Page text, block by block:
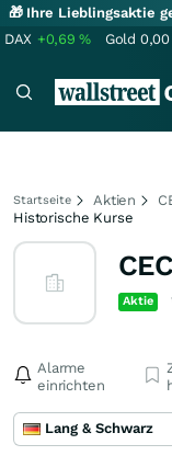
🎁 Ihre Lieblingsaktie
DAX +0,69% Gold 0,00
Startseite Aktien
Historische Kurse
Aktie
Alarme
einrichten
Lang & Schwarz